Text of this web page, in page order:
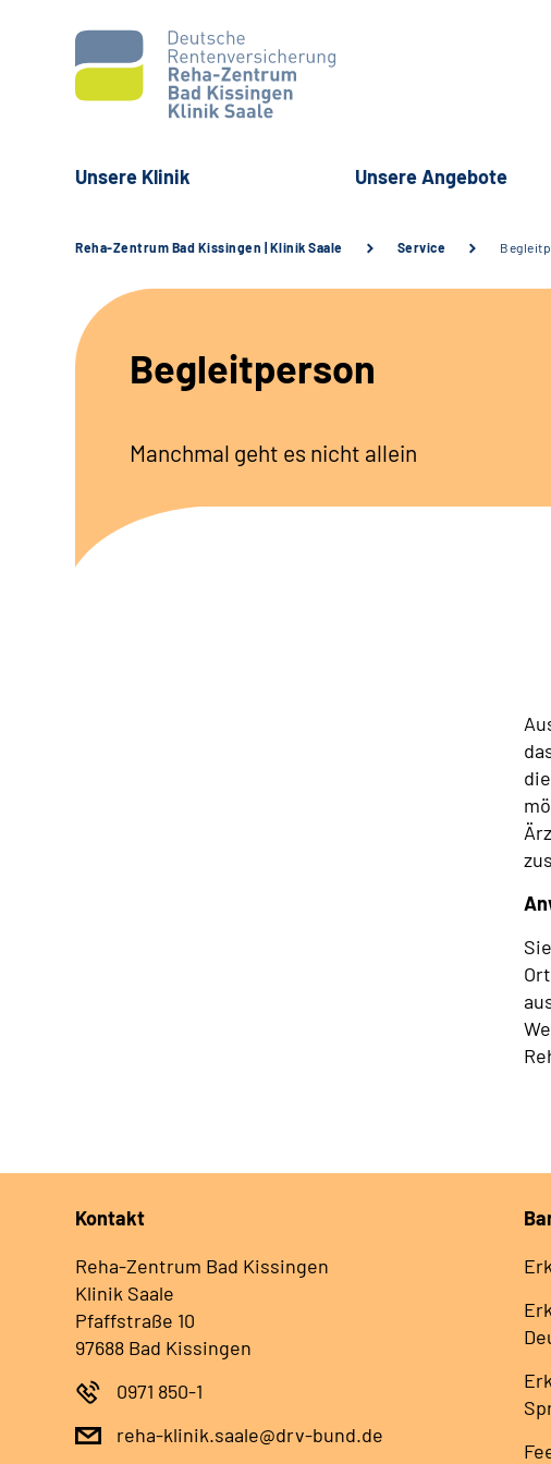
Unsere Klinik Unsere Angebote
Reha-Zentrum Bad Kissingen | Klinik Saale Service
Begleitperson
Manchmal geht es nicht allein
Kontakt
Reha-Zentrum Bad Kissingen
Klinik Saale
Pfaffstraße 10
97688 Bad Kissingen
0971 850-1
reha-klinik.saale@drv-bund.de